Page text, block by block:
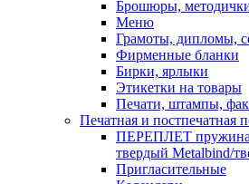
Брошюры,
Меню
Грамоты, дипломы,
Фирменные бланки
Бирки, ярлыки
Этикетки на товары
Печати, штампы,
Печатная и постпечатная
ПЕРЕПЛЕТ пружина
твердый Metalbind/
Пригласительные